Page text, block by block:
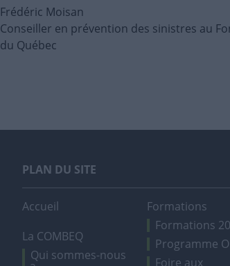
Frédéric Moisan
Conseiller en prévention des sinistres au
du Québec
PLAN DU SITE
Accueil
La COMBEQ
Qui sommes-nous
Formations
Formations
Programme
Foire aux